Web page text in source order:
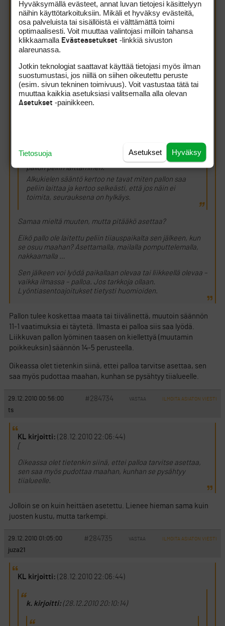
juza21 kirjoitti:(28.12.2010 17:18:58)
Pelaaja saa seistä tiiauspaikan ulkopuolella
lyödessään sillä olevaa palloa.
Jos aivan tarkkoja ollaan, niin tämä säännön 11-1
viimeinenkin lause tarkoittaa sitä, että pallon on
lyötäessä kosketettava tiiausalueen pintaa tai
oltava tiin päällä. Siispä ilmassa olevan pallon
lyöminen on ko. säännön rike ja siitä seuraa
säännössä kuvattu rangaistus, joka on diskaus.
pelattavaksi aloituslyöntiä varten. Eli tiiaaminen
tarkoittaa tuota, riippumatta siitä, käytetäänkö
minkäänlaista apuvälinettä mukana. Siis tiiaaminen =
pallon peliin laittaminen.
Alkukielen sääntö kertoo ne tavat miten pallon saa
peliin laittaa ja kertoo selkeästi, että jos näin ei
toimita, seurauksena on hylkäys.
Samaa mieltä muuten, mutta pitääkö asettaa?
Eikö pallo ole laitettu peliin tiiauspaikalta sen jälkeen, kun
se osuu maahan? Asettamalla, mailalla pomputtelemalla,
nakkaamalla …
Sen jälkeen voi lyödä paikallaan olevaa tai liikkeellä olevaa –
vaikka ilmassa – palloa. Jos tarkkoja ollaan.
Lyöntiasentoajoitukset tietysti huomioiden.
Pallon tulee koskettaa maata tai tiivälinettä, muutoin säännön
11-1 vaatimuksia ei täytetä. Ilmasta ei palloa siis saa lyödä.
Liikkuvan pallon lyöminen taasen on kiellettyä (muutamin
poikkeuksin) säännön 14-5 perusteella.
Oikeassa olet tietenkin siinä, ettei palloa tarvitse asettaa, sen
saa myös pudottaa maahan, kunhan se pysähtyy tiialueelle.
29.12.2010 00:56:00 #284734 VASTAA ILMOITA ASIATON VIESTI
ts
KL kirjoitti: (28.12.2010 22:06:44)
[
Oikeassa olet tietenkin siinä, ettei palloa tarvitse asettaa,
sen saa myös pudottaa maahan, kunhan se pysähtyy
tiialueelle.
Jolloin se on kuin heittäen asetettu. Lienee hieman sama kuin
juosten kustu, mutta tarkempi.
29.12.2010 01:05:00 #284735 VASTAA ILMOITA ASIATON VIESTI
juza21
KL kirjoitti: (28.12.2010 22:06:44)
k. kirjoitti:(28.12.2010 20:10:14)
Hyväksymällä evästeet, annat luvan tietojesi käsittelyyn
näihin käyttötarkoituksiin. Mikäli et hyväksy evästeitä,
osa palveluista tai sisällöistä ei välttämättä toimi
optimaalisesti. Voit muuttaa valintojasi milloin tahansa
klikkaamalla Evästeasetukset -linkkiä sivuston
alareunassa.
Jotkin teknologiat saattavat käyttää tietojasi myös ilman
suostumustasi, jos niillä on siihen oikeutettu peruste
(esim. sivun tekninen toimivuus). Voit vastustaa tätä tai
muuttaa kaikkia asetuksiasi valitsemalla alla olevan
Asetukset -painikkeen.
Hyväksy
Asetukset
Tietosuoja